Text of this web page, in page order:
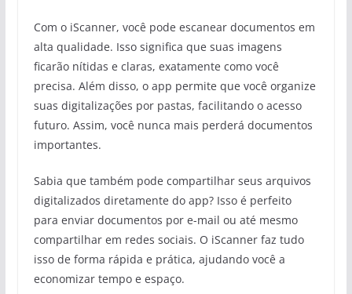
Com o iScanner, você pode escanear documentos em
alta qualidade. Isso significa que suas imagens
ficarão nítidas e claras, exatamente como você
precisa. Além disso, o app permite que você organize
suas digitalizações por pastas, facilitando o acesso
futuro. Assim, você nunca mais perderá documentos
importantes.
Sabia que também pode compartilhar seus arquivos
digitalizados diretamente do app? Isso é perfeito
para enviar documentos por e-mail ou até mesmo
compartilhar em redes sociais. O iScanner faz tudo
isso de forma rápida e prática, ajudando você a
economizar tempo e espaço.